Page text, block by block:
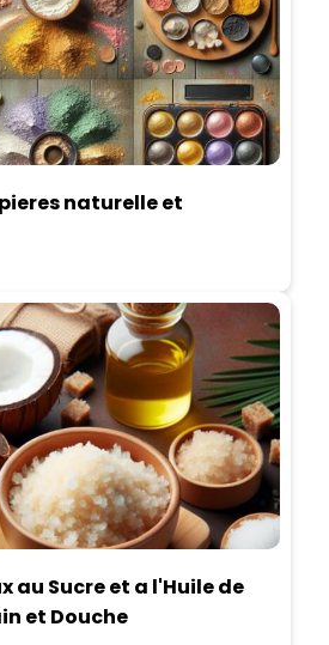
naturelle et
au Sucre et a l'Huile de
et Douche